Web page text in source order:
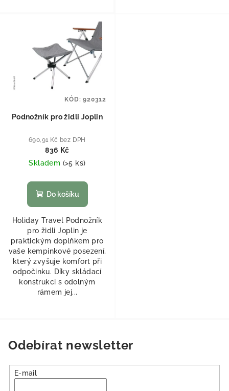
Podnožník pro židli Joplin
690,91 Kč bez DPH
836 Kč
Skladem (>5 ks)
Do košíku
Holiday Travel Podnožník
pro židli Joplin je
praktickým doplňkem pro
vaše kempinkové posezení,
který zvyšuje komfort při
odpočinku. Díky skládací
konstrukci s odolným
rámem jej...
KÓD:920312
Odebírat newsletter
E-mail